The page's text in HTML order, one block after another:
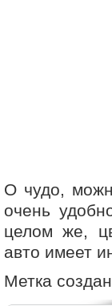
О чудо,
очень
целом же,
авто имеет
Метка